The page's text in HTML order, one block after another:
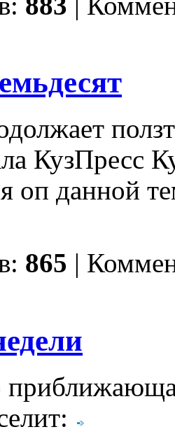
КузПресс
оп данной
865 |